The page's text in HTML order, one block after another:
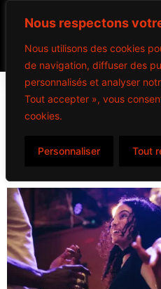
Nous respectons
Nous utilisons des cookies
de navigation, diffuser des
personnalisés et analyser
Tout accepter », vous
cookies.
Personnaliser Tout
Archives :